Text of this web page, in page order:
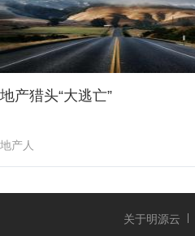
地产猎头“大逃亡”
地产人
关于明源云